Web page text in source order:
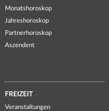
Monatshoroskop
Jahreshoroskop
Partnerhoroskop
Aszendent
FREIZEIT
Veranstaltungen